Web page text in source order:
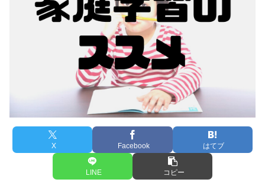
X Facebook はてブ
LINE コピー